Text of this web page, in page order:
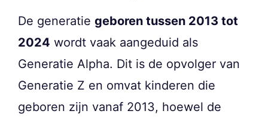
De generatie geboren tussen 2013 tot
2024 wordt vaak aangeduid als
Generatie Alpha. Dit is de opvolger van
Generatie Z en omvat kinderen die
geboren zijn vanaf 2013, hoewel de